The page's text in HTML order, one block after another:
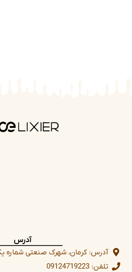
آدرس
آدرس: کرمان، شهرک صنعتی شماره یک
تلفن: 09124719223